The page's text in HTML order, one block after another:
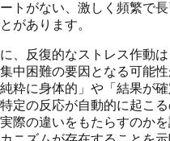
トがない、激しく頻繁で
があります。
、反復的なストレス作動
中困難の要因となる可能性
粋に身体的」や「結果が
定の反応が自動的に起こ
際の違いをもたらすのか